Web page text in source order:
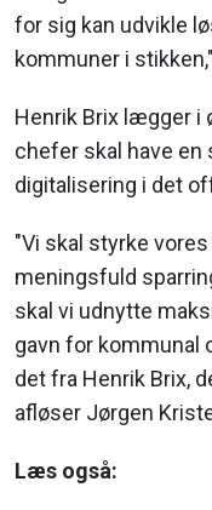
for sig kan udvikle
kommuner i
Henrik Brix lægger i
chefer skal have en
digitalisering i det
"Vi skal styrke
meningsfuld
skal vi udnytte
gavn for kommunal
det fra Henrik Brix,
afløser Jørgen
Læs også: